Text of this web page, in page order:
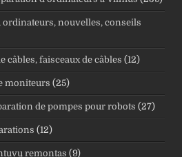
nouvelles, conseils
câbles, faisceaux de câbles (12)
moniteurs (25)
de pompes pour robots (27)
(12)
remontas (9)